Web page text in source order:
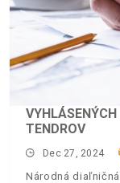
TENDROV
Dec 27, 2024
Národná